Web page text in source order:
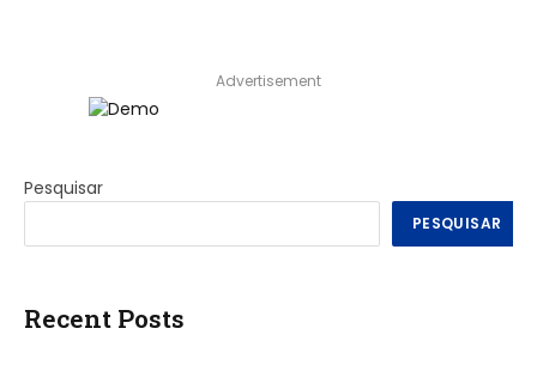
Advertisement
Pesquisar
PESQUISAR
Recent Posts